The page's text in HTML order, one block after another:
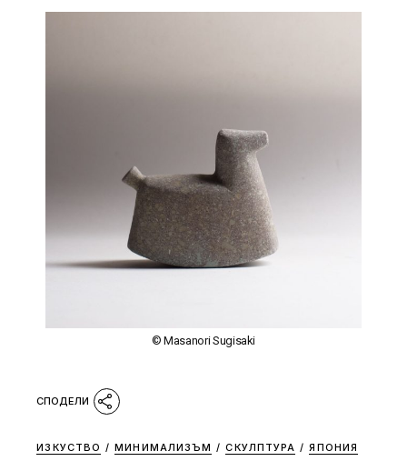
© Masanori Sugisaki
ИЗКУСТВО / МИНИМАЛИЗЪМ / СКУЛПТУРА / ЯПОНИЯ